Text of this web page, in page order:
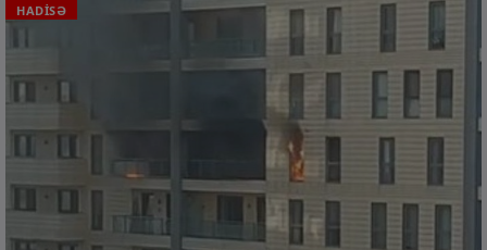
HADİSƏ